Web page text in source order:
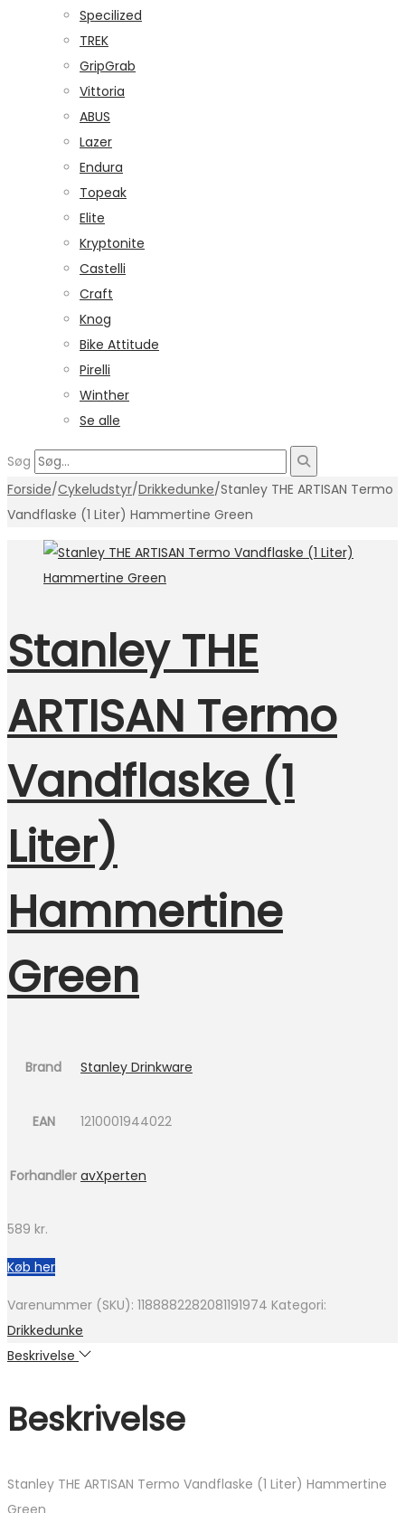
Specilized
TREK
GripGrab
Vittoria
ABUS
Lazer
Endura
Topeak
Elite
Kryptonite
Castelli
Craft
Knog
Bike Attitude
Pirelli
Winther
Se alle
Søg
Forside/Cykeludstyr/Drikkedunke/Stanley THE ARTISAN Termo
Vandflaske (1 Liter) Hammertine Green
Stanley THE
ARTISAN Termo
Vandflaske (1
Liter)
Hammertine
Green
Brand Stanley Drinkware
EAN 1210001944022
Forhandler avXperten
589 kr.
Køb her
Varenummer (SKU): 1188882282081191974 Kategori:
Drikkedunke
Beskrivelse
Beskrivelse
Stanley THE ARTISAN Termo Vandflaske (1 Liter) Hammertine